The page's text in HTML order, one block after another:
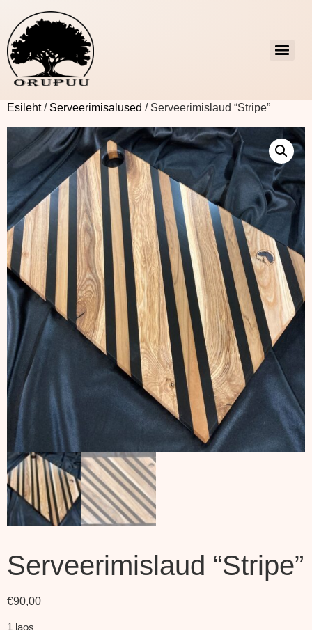
Esileht/ Serveerimisalused / Serveerimislaud “Stripe”
Serveerimislaud “Stripe”
€90,00
1 laos